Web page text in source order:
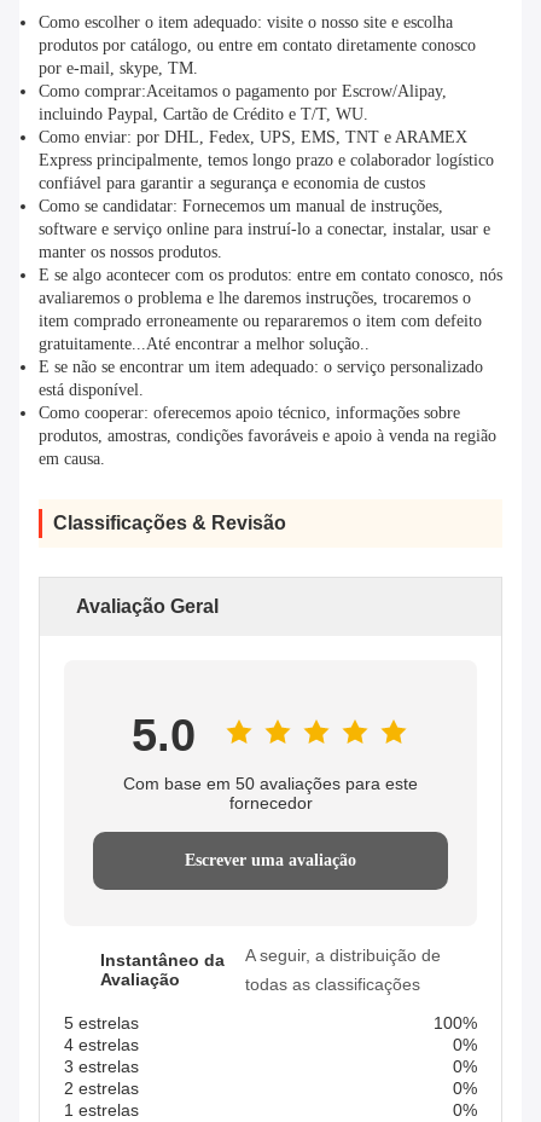
Como escolher o item adequado: visite o nosso site e escolha
produtos por catálogo, ou entre em contato diretamente conosco
por e-mail, skype, TM.
Como comprar:Aceitamos o pagamento por Escrow/Alipay,
incluindo Paypal, Cartão de Crédito e T/T, WU.
Como enviar: por DHL, Fedex, UPS, EMS, TNT e ARAMEX
Express principalmente, temos longo prazo e colaborador logístico
confiável para garantir a segurança e economia de custos
Como se candidatar: Fornecemos um manual de instruções,
software e serviço online para instruí-lo a conectar, instalar, usar e
manter os nossos produtos.
E se algo acontecer com os produtos: entre em contato conosco, nós
avaliaremos o problema e lhe daremos instruções, trocaremos o
item comprado erroneamente ou repararemos o item com defeito
gratuitamente...Até encontrar a melhor solução..
E se não se encontrar um item adequado: o serviço personalizado
está disponível.
Como cooperar: oferecemos apoio técnico, informações sobre
produtos, amostras, condições favoráveis e apoio à venda na região
em causa.
Classificações & Revisão
Avaliação Geral
5.0
Com base em 50 avaliações para este
fornecedor
Escrever uma avaliação
Instantâneo da
Avaliação
A seguir, a distribuição de
todas as classificações
5 estrelas
100%
4 estrelas
0%
3 estrelas
0%
2 estrelas
0%
1 estrelas
0%